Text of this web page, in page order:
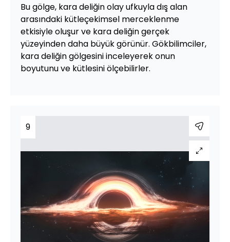
Bu gölge, kara deliğin olay ufkuyla dış alan
arasındaki kütleçekimsel merceklenme
etkisiyle oluşur ve kara deliğin gerçek
yüzeyinden daha büyük görünür. Gökbilimciler,
kara deliğin gölgesini inceleyerek onun
boyutunu ve kütlesini ölçebilirler.
9